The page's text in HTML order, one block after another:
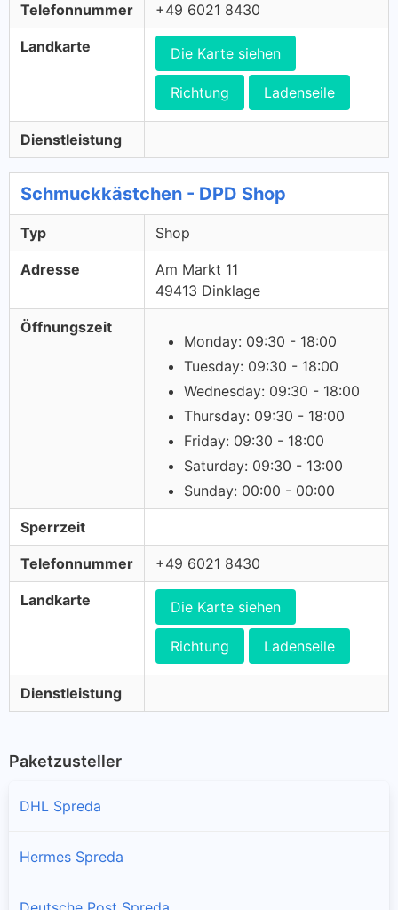
Telefonnummer +49 6021 8430
Landkarte Die Karte siehen
Richtung Ladenseile
Dienstleistung
Schmuckkästchen - DPD Shop
Typ Shop
Adresse
Am Markt 11
49413 Dinklage
Öffnungszeit
Monday: 09:30 - 18:00
Tuesday: 09:30 - 18:00
Wednesday: 09:30 - 18:00
Thursday: 09:30 - 18:00
Friday: 09:30 - 18:00
Saturday: 09:30 - 13:00
Sunday: 00:00 - 00:00
Sperrzeit
Telefonnummer +49 6021 8430
Landkarte Die Karte siehen
Richtung Ladenseile
Dienstleistung
Paketzusteller
DHL Spreda
Hermes Spreda